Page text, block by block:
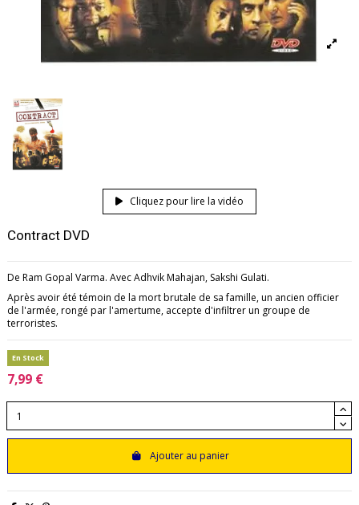
Cliquez pour lire la vidéo
Contract DVD
De Ram Gopal Varma. Avec Adhvik Mahajan, Sakshi Gulati.
Après avoir été témoin de la mort brutale de sa famille, un ancien officier
de l'armée, rongé par l'amertume, accepte d'infiltrer un groupe de
terroristes.
En Stock
7,99 €
Ajouter au panier